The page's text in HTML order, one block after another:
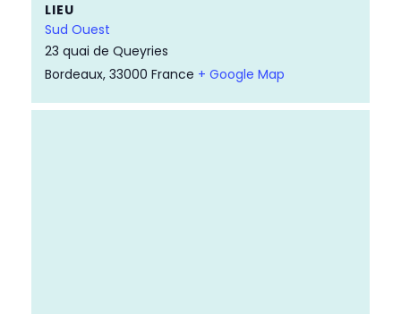
LIEU
Sud Ouest
23 quai de Queyries
Bordeaux, 33000 France + Google Map